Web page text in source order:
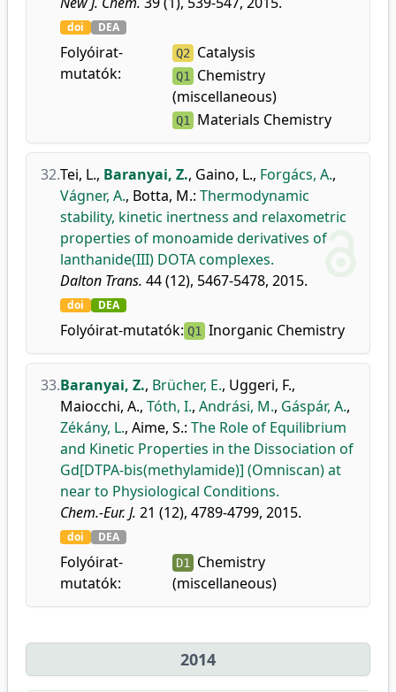
doi DEA
Folyóirat-
mutatók:
Q2 Catalysis
Q1
Chemistry
(miscellaneous)
Q1 Materials Chemistry
32.Tei, L., Baranyai, Z., Gaino, L., Forgács, A.,
Vágner, A., Botta, M.: Thermodynamic
stability, kinetic inertness and relaxometric
properties of monoamide derivatives of
lanthanide(III) DOTA complexes.
Dalton Trans. 44 (12), 5467-5478, 2015.
doi DEA
Folyóirat-mutatók: Q1 Inorganic Chemistry
33.Baranyai, Z., Brücher, E., Uggeri, F.,
Maiocchi, A., Tóth, I., Andrási, M., Gáspár, A.,
Zékány, L., Aime, S.: The Role of Equilibrium
and Kinetic Properties in the Dissociation of
Gd[DTPA-bis(methylamide)] (Omniscan) at
near to Physiological Conditions.
Chem.-Eur. J. 21 (12), 4789-4799, 2015.
doi DEA
Folyóirat-
mutatók:
D1
Chemistry
(miscellaneous)
2014